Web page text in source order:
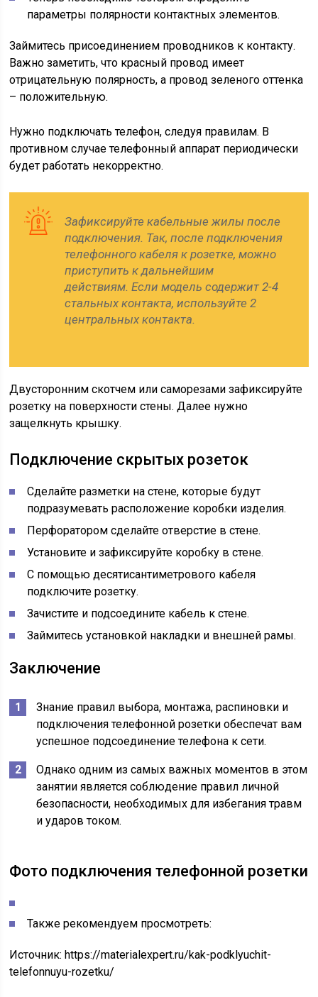
параметры полярности контактных элементов.
Займитесь присоединением проводников к контакту.
Важно заметить, что красный провод имеет
отрицательную полярность, а провод зеленого оттенка
– положительную.
Нужно подключать телефон, следуя правилам. В
противном случае телефонный аппарат периодически
будет работать некорректно.
Зафиксируйте кабельные жилы после
подключения. Так, после подключения
телефонного кабеля к розетке, можно
приступить к дальнейшим
действиям. Если модель содержит 2-4
стальных контакта, используйте 2
центральных контакта.
Двусторонним скотчем или саморезами зафиксируйте
розетку на поверхности стены. Далее нужно
защелкнуть крышку.
Подключение скрытых розеток
Сделайте разметки на стене, которые будут
подразумевать расположение коробки изделия.
Перфоратором сделайте отверстие в стене.
Установите и зафиксируйте коробку в стене.
С помощью десятисантиметрового кабеля
подключите розетку.
Зачистите и подсоедините кабель к стене.
Займитесь установкой накладки и внешней рамы.
Заключение
Знание правил выбора, монтажа, распиновки и
подключения телефонной розетки обеспечат вам
успешное подсоединение телефона к сети.
Однако одним из самых важных моментов в этом
занятии является соблюдение правил личной
безопасности, необходимых для избегания травм
и ударов током.
Фото подключения телефонной розетки
Также рекомендуем просмотреть:
Источник:https://materialexpert.ru/kak-podklyuchit-
telefonnuyu-rozetku/